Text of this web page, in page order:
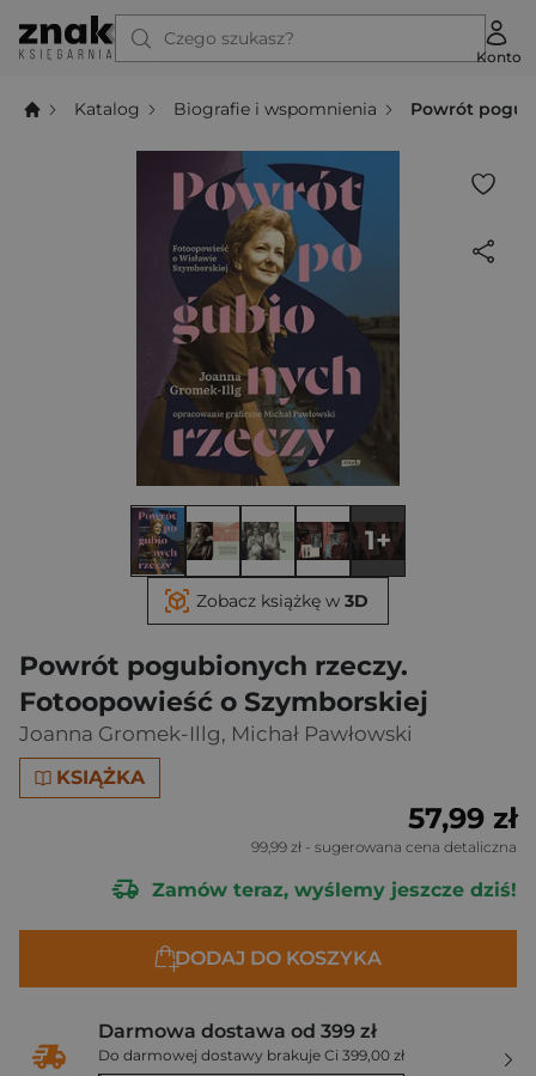
Czego szukasz?
Konto
Katalog Biografie i wspomnienia Powrót
Powrót pogubionych rzeczy.
Fotoopowieść o Szymborskiej
Joanna Gromek-Illg, Michał Pawłowski
KSIĄŻKA
1+
Zobacz książkę w 3D
57,99 zł
99,99 zł - sugerowana cena detaliczna
Zamów teraz, wyślemy jeszcze dziś!
DODAJ DO KOSZYKA
Darmowa dostawa od 399 zł
Do darmowej dostawy brakuje Ci 399,00 zł